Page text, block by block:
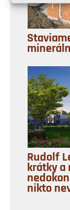
Rudolf
krátky a
nikto